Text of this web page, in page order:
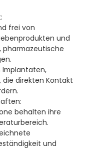
frei von
und
pharmazeutische
Implantaten,
direkten Kontakt
behalten ihre
und